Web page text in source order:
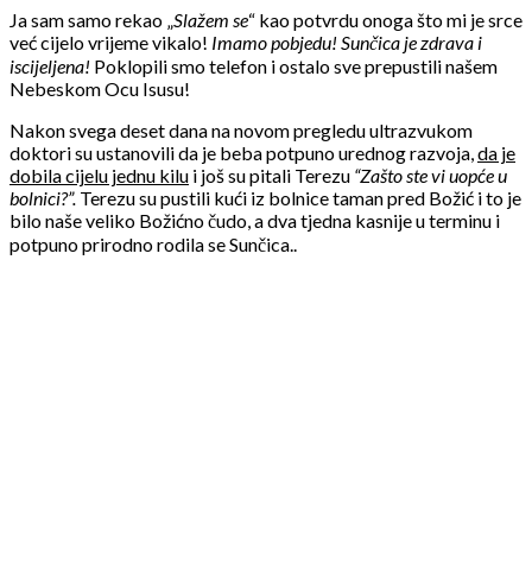
Ja sam samo rekao „Slažem se“ kao potvrdu onoga što mi je srce
već cijelo vrijeme vikalo! Imamo pobjedu! Sunčica je zdrava i
iscijeljena! Poklopili smo telefon i ostalo sve prepustili našem
Nebeskom Ocu Isusu!
Nakon svega deset dana na novom pregledu ultrazvukom
doktori su ustanovili da je beba potpuno urednog razvoja,da je
dobila cijelu jednu kilu i još su pitali Terezu “Zašto ste vi uopće u
bolnici?”. Terezu su pustili kući iz bolnice taman pred Božić i to je
bilo naše veliko Božićno čudo, a dva tjedna kasnije u terminu i
potpuno prirodno rodila se Sunčica..